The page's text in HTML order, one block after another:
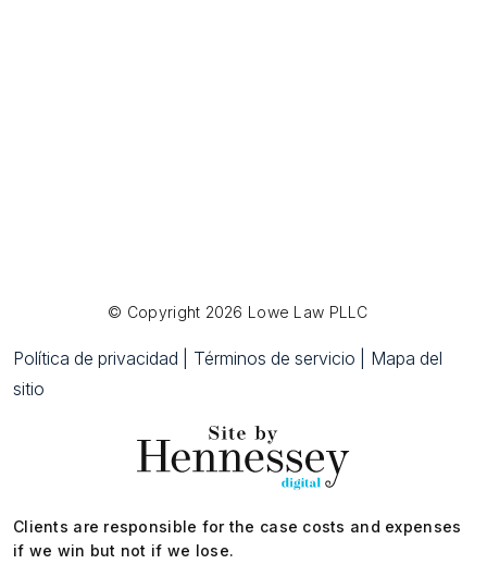
© Copyright 2026 Lowe Law PLLC
Política de privacidad | Términos de servicio |
Mapa del
sitio
Clients are responsible for the case costs and expenses
if we win but not if we lose.